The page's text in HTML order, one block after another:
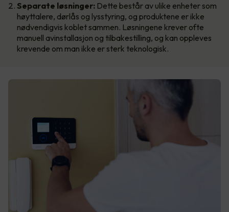
Separate løsninger: Dette består av ulike enheter som
høyttalere, dørlås og lysstyring, og produktene er ikke
nødvendigvis koblet sammen. Løsningene krever ofte
manuell avinstallasjon og tilbakestilling, og kan oppleves
krevende om man ikke er sterk teknologisk.